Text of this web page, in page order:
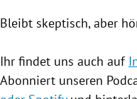
Bleibt skeptisch, aber
Ihr findet uns auch auf
Abonniert unseren